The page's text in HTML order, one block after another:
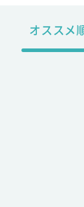
オススメ